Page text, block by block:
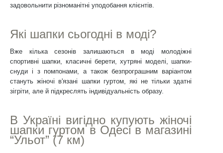
задовольнити різноманітні уподобання клієнтів.
Які шапки сьогодні в моді?
Вже кілька сезонів залишаються в моді молодіжні
спортивні шапки, класичні берети, хутряні моделі, шапки-
снуди і з помпонами, а також безпрограшним варіантом
стануть жіночі в'язані шапки гуртом, які не тільки здатні
зігріти, але й підкреслять індивідуальність образу.
В Україні вигідно купують жіночі
шапки гуртом в Одесі в магазині
“Ульот” (7 км)